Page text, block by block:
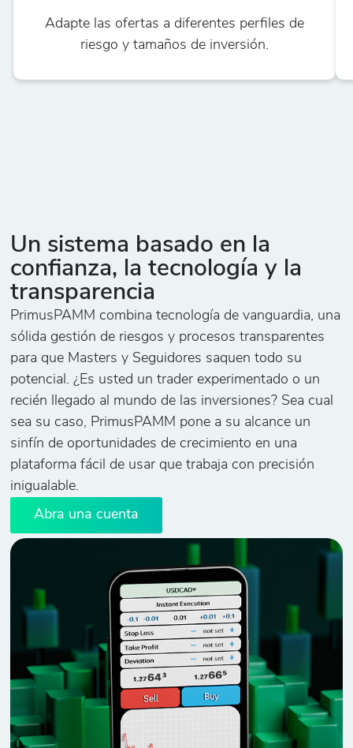
Adapte las ofertas a diferentes perfiles de
riesgo y tamaños de inversión.
Un sistema basado en la
confianza, la tecnología y la
transparencia
PrimusPAMM combina tecnología de vanguardia, una
sólida gestión de riesgos y procesos transparentes
para que Masters y Seguidores saquen todo su
potencial. ¿Es usted un trader experimentado o un
recién llegado al mundo de las inversiones? Sea cual
sea su caso, PrimusPAMM pone a su alcance un
sinfín de oportunidades de crecimiento en una
plataforma fácil de usar que trabaja con precisión
inigualable.
Abra una cuenta